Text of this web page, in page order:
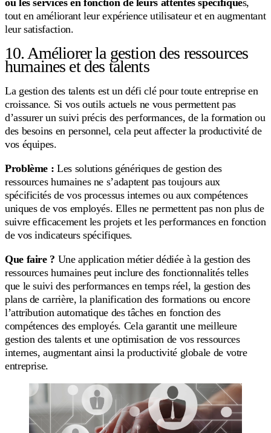
ou les services en fonction de leurs attentes spécifiques,
tout en améliorant leur expérience utilisateur et en augmentant
leur satisfaction.
10. Améliorer la gestion des ressources
humaines et des talents
La gestion des talents est un défi clé pour toute entreprise en
croissance. Si vos outils actuels ne vous permettent pas
d’assurer un suivi précis des performances, de la formation ou
des besoins en personnel, cela peut affecter la productivité de
vos équipes.
Problème : Les solutions génériques de gestion des
ressources humaines ne s’adaptent pas toujours aux
spécificités de vos processus internes ou aux compétences
uniques de vos employés. Elles ne permettent pas non plus de
suivre efficacement les projets et les performances en fonction
de vos indicateurs spécifiques.
Que faire ? Une application métier dédiée à la gestion des
ressources humaines peut inclure des fonctionnalités telles
que le suivi des performances en temps réel, la gestion des
plans de carrière, la planification des formations ou encore
l’attribution automatique des tâches en fonction des
compétences des employés. Cela garantit une meilleure
gestion des talents et une optimisation de vos ressources
internes, augmentant ainsi la productivité globale de votre
entreprise.